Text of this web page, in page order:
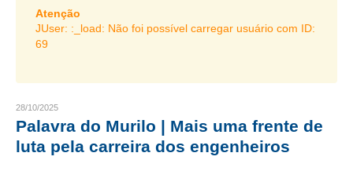
LIVRO GESTÃO 2026-2029
SUBSEDES SINDICAIS
ORGANOGRAMA
Atenção
JUser: :_load: Não foi possível carregar usuário com ID:
69
28/10/2025
Palavra do Murilo | Mais uma frente de
luta pela carreira dos engenheiros